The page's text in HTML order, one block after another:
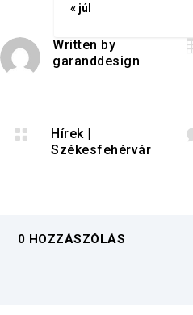
« júl
Written by
garanddesign
 Hírek |
Székesfehérvár
0 HOZZÁSZÓLÁS